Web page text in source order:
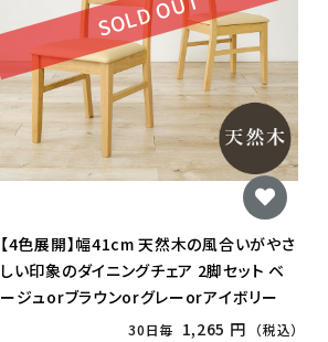
SOLD OUT
【4色展開】幅41cm 天然木の風合いがやさ
しい印象のダイニングチェア 2脚セット ベ
ージュorブラウンorグレーorアイボリー
30日毎 1,265 円 （税込）